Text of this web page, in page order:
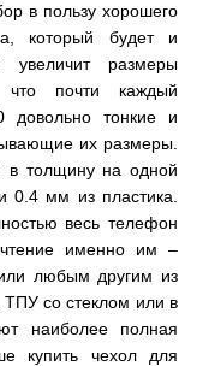
в пользу хорошего
который будет и
размеры
почти каждый
довольно тонкие и
их размеры.
в толщину на одной
0.4 мм из пластика.
весь телефон
именно им –
любым другим из
ТПУ со стеклом или в
наиболее полная
купить чехол для